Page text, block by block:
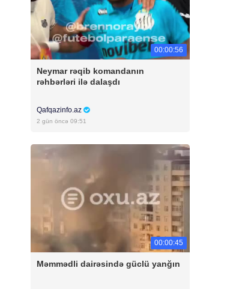
00:00:56
Neymar rəqib komandanın
rəhbərləri ilə dalaşdı
Qafqazinfo.az
2 gün öncə 09:51
00:00:45
Məmmədli dairəsində güclü yanğın